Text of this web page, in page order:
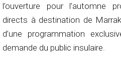
l’ouverture pour l’automne
directs à destination de
d’une programmation
demande du public insulaire.